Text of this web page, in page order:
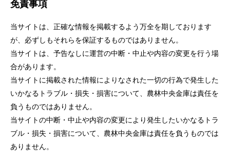
セキュリティ
使い方
困った時は
免責事項
当サイトは、正確な情報を掲載するよう万全を期しております
が、必ずしもそれらを保証するものではありません。
当サイトは、予告なしに運営の中断・中止や内容の変更を行う場
合があります。
当サイトに掲載された情報によりなされた一切の行為で発生した
いかなるトラブル・損失・損害について、農林中央金庫は責任を
負うものではありません。
当サイトの中断・中止や内容の変更により発生したいかなるトラ
ブル・損失・損害について、農林中央金庫は責任を負うものでは
ありません。